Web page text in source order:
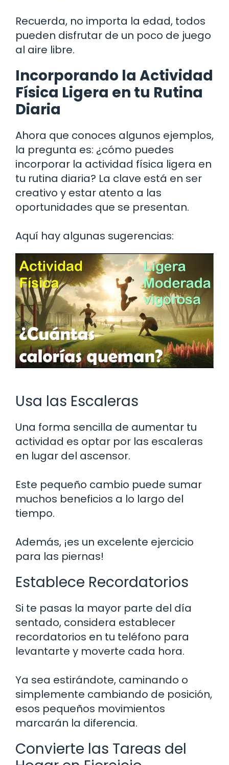
Recuerda, no importa la edad, todos
pueden disfrutar de un poco de juego
al aire libre.
Incorporando la Actividad
Física Ligera en tu Rutina
Diaria
Ahora que conoces algunos ejemplos,
la pregunta es: ¿cómo puedes
incorporar la actividad física ligera en
tu rutina diaria? La clave está en ser
creativo y estar atento a las
oportunidades que se presentan.
Aquí hay algunas sugerencias:
Usa las Escaleras
Una forma sencilla de aumentar tu
actividad es optar por las escaleras
en lugar del ascensor.
Este pequeño cambio puede sumar
muchos beneficios a lo largo del
tiempo.
Además, ¡es un excelente ejercicio
para las piernas!
Establece Recordatorios
Si te pasas la mayor parte del día
sentado, considera establecer
recordatorios en tu teléfono para
levantarte y moverte cada hora.
Ya sea estirándote, caminando o
simplemente cambiando de posición,
esos pequeños movimientos
marcarán la diferencia.
Convierte las Tareas del